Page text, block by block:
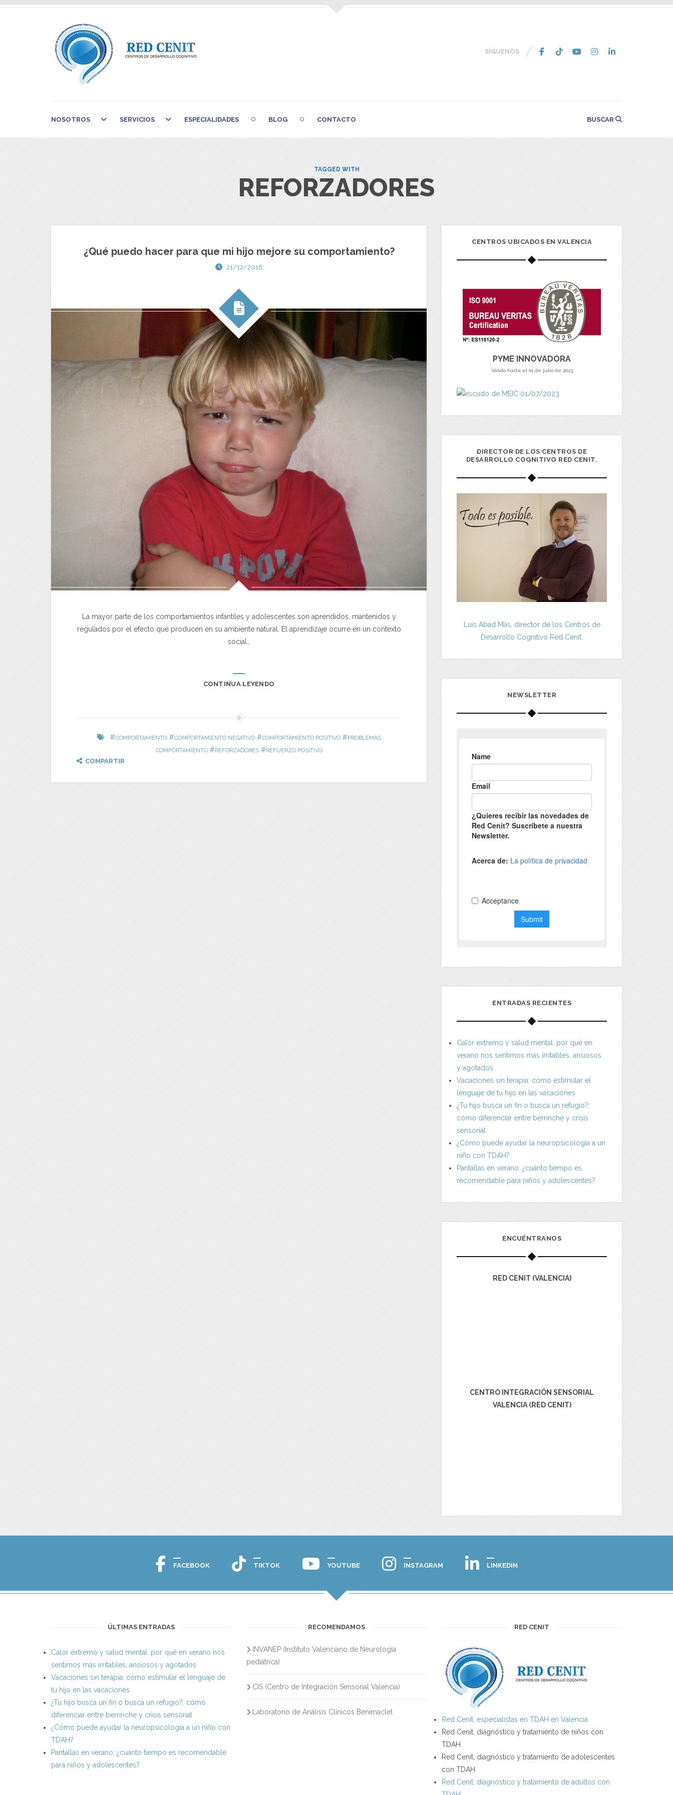
SÍGUENOS
NOSOTROS SERVICIOS ESPECIALIDADES BLOG CONTACTO BUSCAR
TAGGED WITH
REFORZADORES
¿Qué puedo hacer para que mi hijo mejore su comportamiento?
21/12/2018
La mayor parte de los comportamientos infantiles y adolescentes son aprendidos, mantenidos y
regulados por el efecto que producen en su ambiente natural. El aprendizaje ocurre en un contexto
social…
CONTINUA LEYENDO
#COMPORTAMIENTO#COMPORTAMIENTO NEGATIVO#COMPORTAMIENTO POSITIVO#PROBLEMAS
COMPORTAMIENTO#REFORZADORES#REFUERZO POSITIVO
COMPARTIR
CENTROS UBICADOS EN VALENCIA
PYME INNOVADORA
Válido hasta el 01 de julio de 2023
DIRECTOR DE LOS CENTROS DE
DESARROLLO COGNITIVO RED CENIT.
Luis Abad Más, director de los Centros de
Desarrollo Cognitivo Red Cenit.
NEWSLETTER
ENTRADAS RECIENTES
Calor extremo y salud mental: por qué en
verano nos sentimos más irritables, ansiosos
y agotados
Vacaciones sin terapia: cómo estimular el
lenguaje de tu hijo en las vacaciones
¿Tu hijo busca un fin o busca un refugio?:
cómo diferenciar entre berrinche y crisis
sensorial
¿Cómo puede ayudar la neuropsicología a un
niño con TDAH?
Pantallas en verano: ¿cuánto tiempo es
recomendable para niños y adolescentes?
ENCUÉNTRANOS
RED CENIT (VALENCIA)
CENTRO INTEGRACIÓN SENSORIAL
VALENCIA (RED CENIT)
FACEBOOK TIKTOK YOUTUBE INSTAGRAM LINKEDIN
ÚLTIMAS ENTRADAS
Calor extremo y salud mental: por qué en verano nos
sentimos más irritables, ansiosos y agotados
Vacaciones sin terapia: cómo estimular el lenguaje de
tu hijo en las vacaciones
¿Tu hijo busca un fin o busca un refugio?: cómo
diferenciar entre berrinche y crisis sensorial
¿Cómo puede ayudar la neuropsicología a un niño con
TDAH?
Pantallas en verano: ¿cuánto tiempo es recomendable
para niños y adolescentes?
RECOMENDAMOS
INVANEP (Instituto Valenciano de Neurología
pediátrica)
CIS (Centro de Integración Sensorial Valencia)
Laboratorio de Análisis Clínicos Benimaclet
RED CENIT
Red Cenit, especialistas en TDAH en Valencia
Red Cenit, diagnóstico y tratamiento de niños con
TDAH
Red Cenit, diagnóstico y tratamiento de adolescentes
con TDAH
Red Cenit, diagnóstico y tratamiento de adultos con